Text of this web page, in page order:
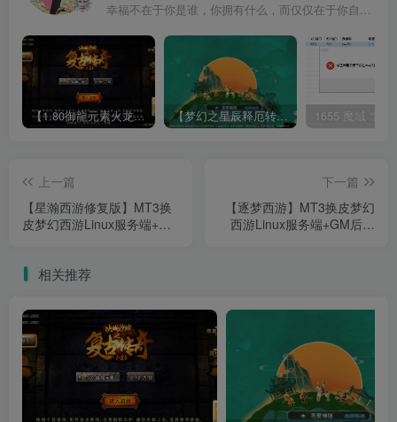
幸福不在于你是谁，你拥有什么，而仅仅在于你自己怎么看待
【1.80御龍元素火龙[摸摸登陆器]】战神引擎WIN服务端+GM工具+充值后台+双端+架设教程 【梦幻之星辰释厄转尊享挂机版】MT3换皮梦幻西游Linux服务端+GM后台+双端+源码+架设教程
上一篇
【星瀚西游修复版】MT3换
皮梦幻西游Linux服务端+源
下一篇
【逐梦西游】MT3换皮梦幻
西游Linux服务端+GM后台
相关推荐